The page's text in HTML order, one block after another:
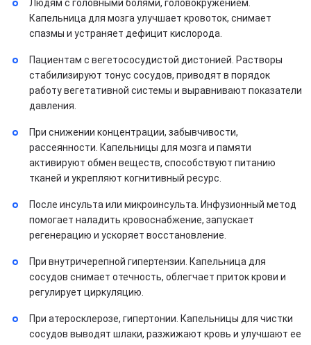
Людям с головными болями, головокружением.
Капельница для мозга улучшает кровоток, снимает
спазмы и устраняет дефицит кислорода.
Пациентам с вегетососудистой дистонией. Растворы
стабилизируют тонус сосудов, приводят в порядок
работу вегетативной системы и выравнивают показатели
давления.
При снижении концентрации, забывчивости,
рассеянности. Капельницы для мозга и памяти
активируют обмен веществ, способствуют питанию
тканей и укрепляют когнитивный ресурс.
После инсульта или микроинсульта. Инфузионный метод
помогает наладить кровоснабжение, запускает
регенерацию и ускоряет восстановление.
При внутричерепной гипертензии. Капельница для
сосудов снимает отечность, облегчает приток крови и
регулирует циркуляцию.
При атеросклерозе, гипертонии. Капельницы для чистки
сосудов выводят шлаки, разжижают кровь и улучшают ее